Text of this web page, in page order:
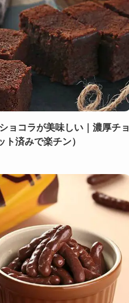
ョコラが美味しい｜濃厚チョ
ト済みで楽チン）